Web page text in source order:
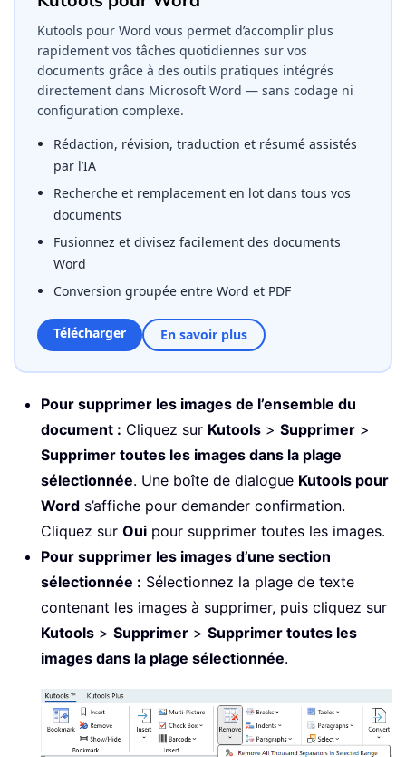
Kutools pour Word vous permet d’accomplir plus
rapidement vos tâches quotidiennes sur vos
documents grâce à des outils pratiques intégrés
directement dans Microsoft Word — sans codage ni
configuration complexe.
Rédaction, révision, traduction et résumé assistés
par l’IA
Recherche et remplacement en lot dans tous vos
documents
Fusionnez et divisez facilement des documents
Word
Conversion groupée entre Word et PDF
Télécharger En savoir plus
Pour supprimer les images de l’ensemble du
document : Cliquez sur Kutools > Supprimer >
Supprimer toutes les images dans la plage
sélectionnée. Une boîte de dialogue Kutools pour
Word s’affiche pour demander confirmation.
Cliquez sur Oui pour supprimer toutes les images.
Pour supprimer les images d’une section
sélectionnée : Sélectionnez la plage de texte
contenant les images à supprimer, puis cliquez sur
Kutools > Supprimer > Supprimer toutes les
images dans la plage sélectionnée.